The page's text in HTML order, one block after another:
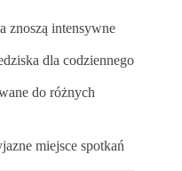
znoszą intensywne
dla codziennego
do różnych
miejsce spotkań